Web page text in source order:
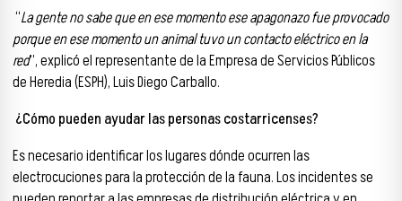
“La gente no sabe que en ese momento ese apagonazo fue provocado
porque en ese momento un animal tuvo un contacto eléctrico en la
red”, explicó el representante de la Empresa de Servicios Públicos
de Heredia (ESPH), Luis Diego Carballo.
¿Cómo pueden ayudar las personas costarricenses?
Es necesario identificar los lugares dónde ocurren las
electrocuciones para la protección de la fauna. Los incidentes se